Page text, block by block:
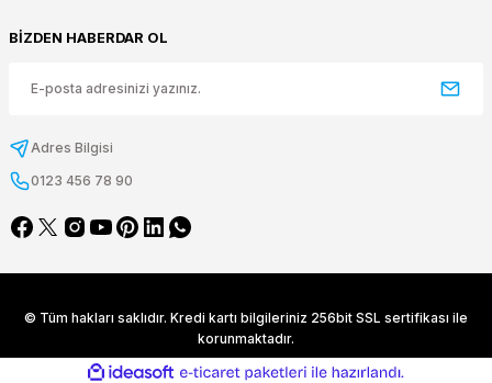
BİZDEN HABERDAR OL
Adres Bilgisi
0123 456 78 90
© Tüm hakları saklıdır. Kredi kartı bilgileriniz 256bit SSL sertifikası ile
korunmaktadır.
ideasoft e-